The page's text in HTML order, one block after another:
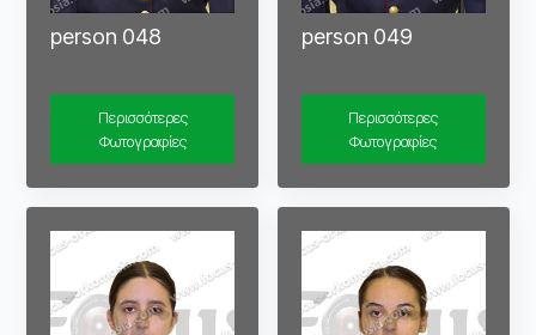
person 048
Περισσότερες
Φωτογραφίες
person 049
Περισσότερες
Φωτογραφίες